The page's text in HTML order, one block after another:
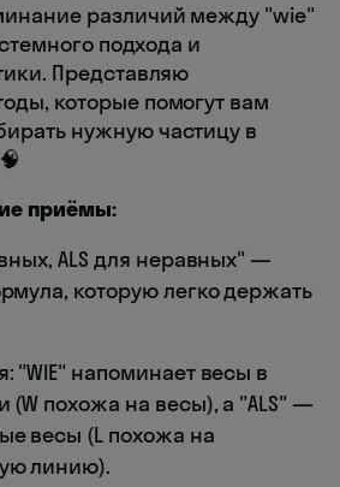
различий между "wie"
подхода и
Представляю
которые помогут вам
нужную частицу в
приёмы:
ALS для неравных" —
которую легко держать
"WIE" напоминает весы в
(W похожа на весы), а "ALS" —
весы (L похожа на
линию).